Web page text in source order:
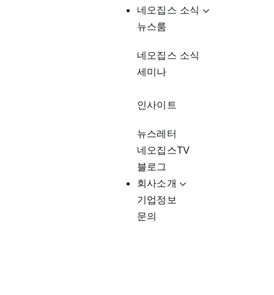
네오집스 소식
뉴스룸
네오집스 소식
세미나
인사이트
뉴스레터
네오집스TV
블로그
회사소개
기업정보
문의